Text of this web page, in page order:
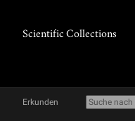
Scientific Collections
Erkunden